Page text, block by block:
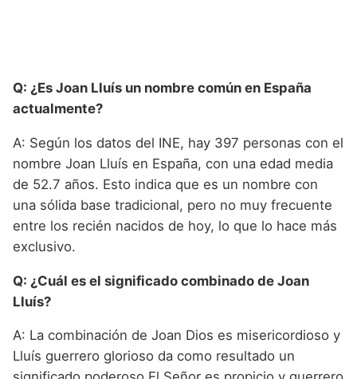
Q: ¿Es Joan Lluís un nombre común en España
actualmente?
A: Según los datos del INE, hay 397 personas con el
nombre Joan Lluís en España, con una edad media
de 52.7 años. Esto indica que es un nombre con
una sólida base tradicional, pero no muy frecuente
entre los recién nacidos de hoy, lo que lo hace más
exclusivo.
Q: ¿Cuál es el significado combinado de Joan
Lluís?
A: La combinación de Joan Dios es misericordioso y
Lluís guerrero glorioso da como resultado un